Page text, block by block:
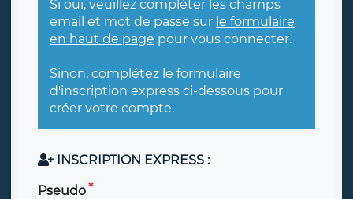
Si oui, veuillez compléter les champs
email et mot de passe sur le formulaire
en haut de page pour vous connecter.
Sinon, complétez le formulaire
d'inscription express ci-dessous pour
créer votre compte.
INSCRIPTION EXPRESS :
Pseudo